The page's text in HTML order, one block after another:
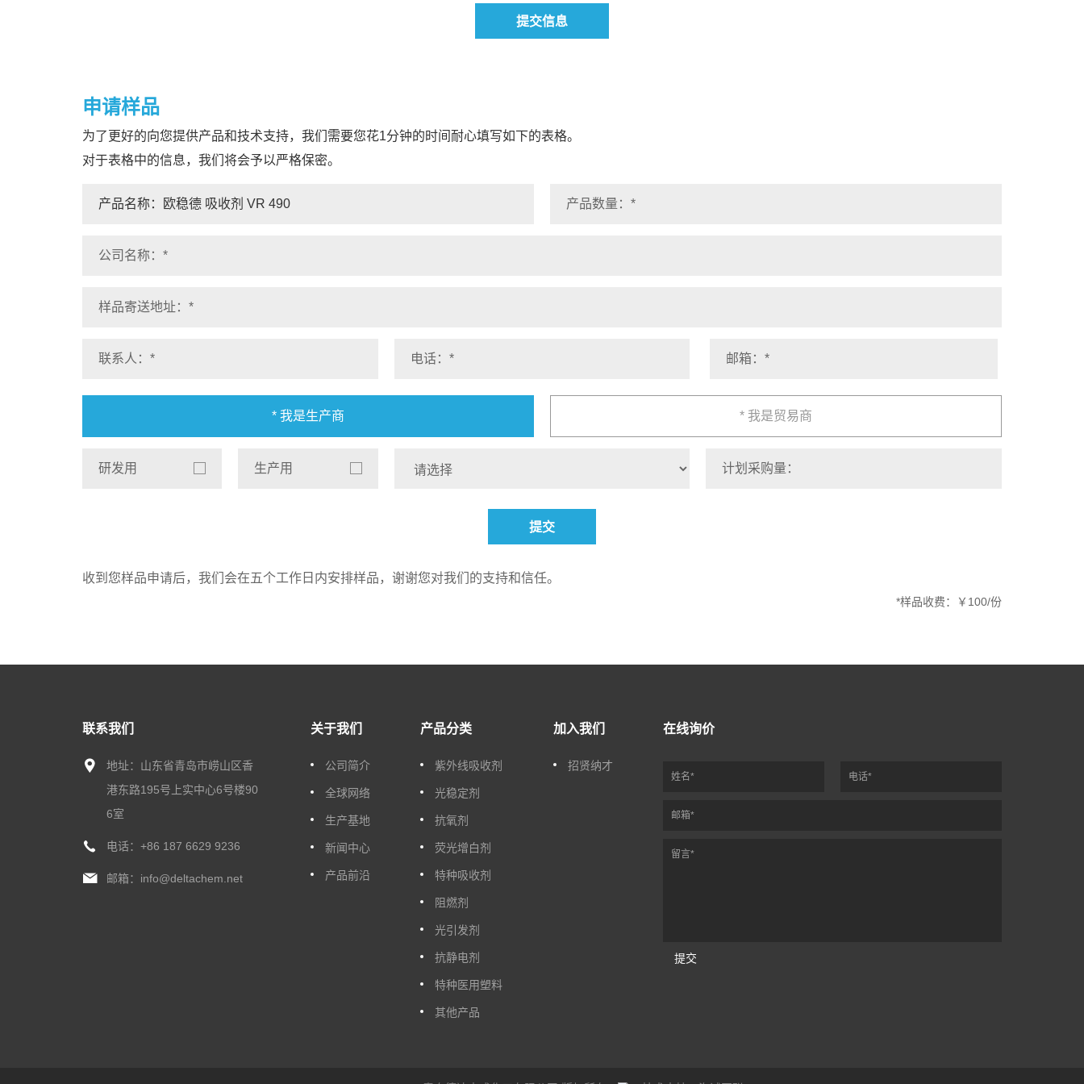
提交信息
申请样品
为了更好的向您提供产品和技术支持，我们需要您花1分钟的时间耐心填写如下的表格。
对于表格中的信息，我们将会予以严格保密。
* 我是生产商 * 我是贸易商
研发用 生产用
提交
收到您样品申请后，我们会在五个工作日内安排样品，谢谢您对我们的支持和信任。
*样品收费：￥100/份
联系我们
地址：山东省青岛市崂山区香
港东路195号上实中心6号楼90
6室
电话： +86 187 6629 9236
邮箱： info@deltachem.net
关于我们
公司简介
全球网络
生产基地
新闻中心
产品前沿
产品分类
紫外线吸收剂
光稳定剂
抗氧剂
荧光增白剂
特种吸收剂
阻燃剂
光引发剂
抗静电剂
特种医用塑料
其他产品
加入我们
招贤纳才
在线询价
提交